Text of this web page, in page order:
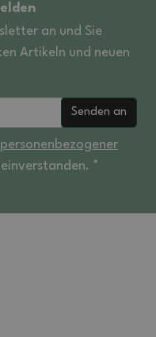
an und Sie
Artikeln und neuen
Senden an
personenbezogener
*